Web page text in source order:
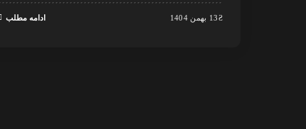
13 بهمن 1404 ادامه مطلب